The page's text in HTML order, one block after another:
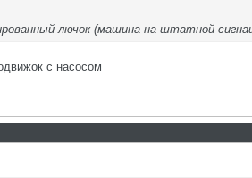
лючок (машина на штатной
с насосом